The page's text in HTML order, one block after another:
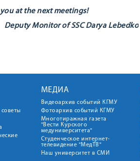
at the next meetings!
Deputy Monitor of SSCDarya Lebedko
МЕДИА
Видеоархив событий КГМУ
Фотоархив событий КГМУ
Многотиражная газета
"Вести Курского
медуниверситета"
Студенческое интернет-
телевидение "МедТВ"
Наш университет в СМИ